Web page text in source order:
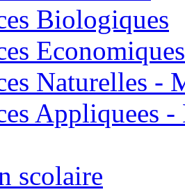
Biologiques
Economiques
Naturelles -
Appliquees
scolaire